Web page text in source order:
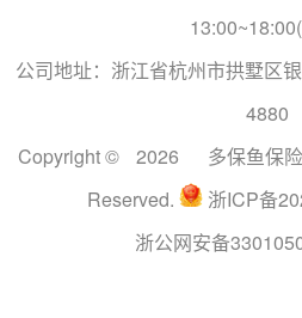
公司地址：浙江省杭州市拱墅区
4880
Copyright ©
2026 多保鱼保
Reserved.
浙ICP备
浙公网安备